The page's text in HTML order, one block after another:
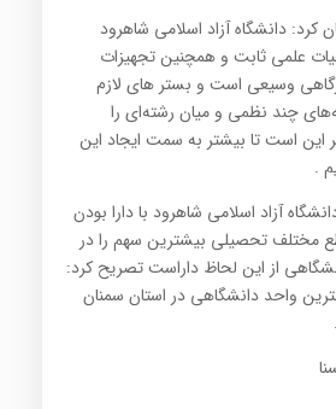
کرد‌: دانشگاه آزاد اسلامی شاهرود
عضو هیات علمی ثابت و همچنین تجهیزات
وسیعی است و بستر های لازم
چند نظمی و میان رشته‌ای را
است تا بیشتر به سمت ایجاد این
.
آزاد اسلامی شاهرود با دارا بودن
مختلف تحصیلی بیشترین سهم را در
از این لحاظ داراست تصریح کرد:
واحد دانشگاهی در استان سمنان